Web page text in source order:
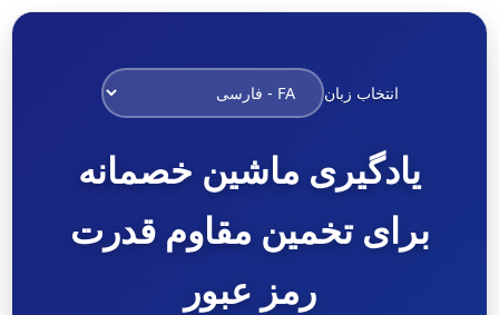
انتخاب زبان
یادگیری ماشین خصمانه
برای تخمین مقاوم قدرت
رمز عبور